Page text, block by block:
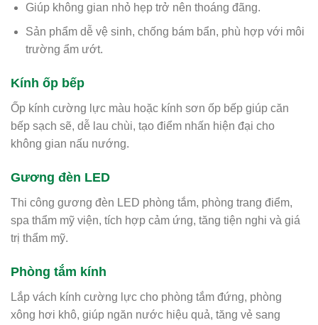
Giúp không gian nhỏ hẹp trở nên thoáng đãng.
Sản phẩm dễ vệ sinh, chống bám bẩn, phù hợp với môi
trường ẩm ướt.
Kính ốp bếp
Ốp kính cường lực màu hoặc kính sơn ốp bếp giúp căn
bếp sạch sẽ, dễ lau chùi, tạo điểm nhấn hiện đại cho
không gian nấu nướng.
Gương đèn LED
Thi công gương đèn LED phòng tắm, phòng trang điểm,
spa thẩm mỹ viện, tích hợp cảm ứng, tăng tiện nghi và giá
trị thẩm mỹ.
Phòng tắm kính
Lắp vách kính cường lực cho phòng tắm đứng, phòng
xông hơi khô, giúp ngăn nước hiệu quả, tăng vẻ sang